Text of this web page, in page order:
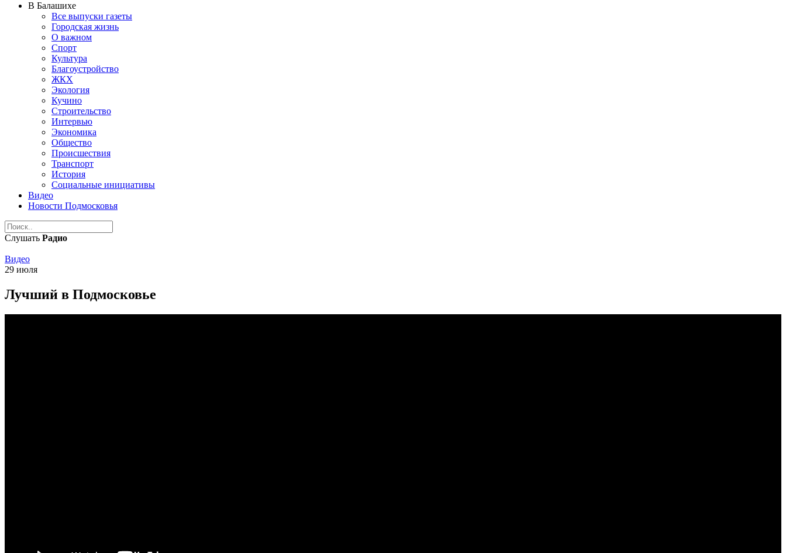
В Балашихе
Все выпуски газеты
Городская жизнь
О важном
Спорт
Культура
Благоустройство
ЖКХ
Экология
Кучино
Строительство
Интервью
Экономика
Общество
Происшествия
Транспорт
История
Социальные инициативы
Видео
Новости Подмосковья
Слушать Радио
Видео
29 июля
Лучший в Подмосковье